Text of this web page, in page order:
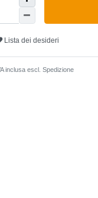
Lista dei desideri
inclusa escl. Spedizione